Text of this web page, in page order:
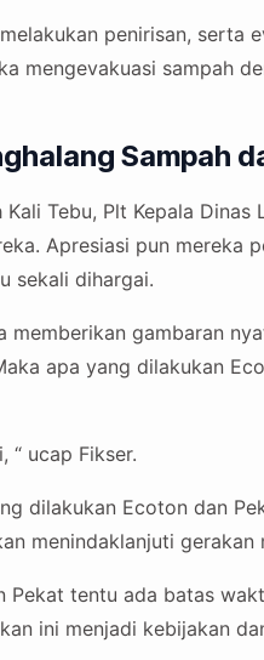
penirisan, serta
mengevakuasi sampah
Sampah
Tebu, Plt Kepala
Apresiasi pun mereka
sekali dihargai.
memberikan gambaran
apa yang dilakukan
“ ucap Fikser.
dilakukan Ecoton dan
menindaklanjuti gerakan
Pekat tentu ada batas
ini menjadi kebijakan